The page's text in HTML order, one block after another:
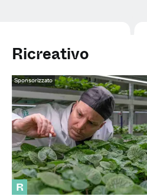
Ricreativo
R
Sponsorizzato